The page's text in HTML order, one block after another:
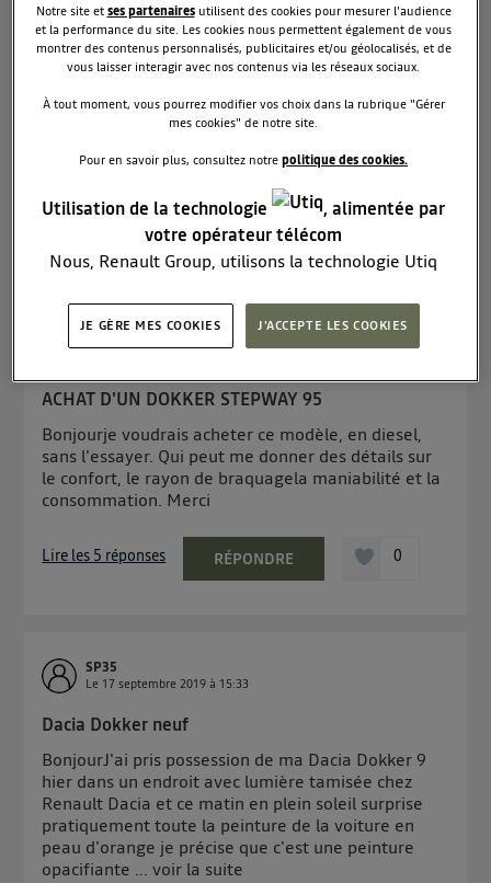
problème auto radio
Bonjour à tous,je viens vers vous, car mon
rien à dire, néanmoins ce matin plus de son.
L'alimentation se fait correctement, tout s'allume
mais juste je n'ai plus de son. Qu'est il possible de
voir la suite
Lire les 8 réponses RÉPONDRE
ACHAT D'UN DOKKER STEPWAY 95
Bonjourje voudrais acheter ce modèle, en diesel,
sans l'essayer. Qui peut me donner des détails sur
le confort, le rayon de braquagela maniabilité et la
consommation. Merci
Lire les 5 réponses RÉPONDRE 0
SP35
Le 17 septembre 2019 à 15:33
Dacia Dokker neuf
BonjourJ'ai pris possession de ma Dacia Dokker 9
hier dans un endroit avec lumière tamisée chez
Renault Dacia et ce matin en plein soleil surprise
pratiquement toute la peinture de la voiture en
peau d'orange je précise que c'est une peinture
opacifiante ...voir la suite
Notre site etses partenairesutilisent des cookies pour mesurer l'audience
et la performance du site. Les cookies nous permettent également de vous
montrer des contenus personnalisés, publicitaires et/ou géolocalisés, et de
vous laisser interagir avec nos contenus via les réseaux sociaux.
À tout moment, vous pourrez modifier vos choix dans la rubrique "Gérer
mes cookies" de notre site.
Pour en savoir plus, consultez notrepolitique des cookies.
Utilisation de la technologie
, alimentée par
votre opérateur télécom
Nous, Renault Group, utilisons la technologie Utiq
cette notice de consentement) et liées à votre
télécom participantet que vous consentez sur
La technologie Utiq a été conçue pour la protection
de vos données personnelles en vous offrant choix et
contrôle.
télécom basé sur votre adresse IP et une référence
de votre contrat internet (ex : votre numéro de
Ainsi, toutes les personnes utilisant la même
connexion et ayant consenties se verront attribuer le
Pour uneconnexion foyer
Pour uneconnexion mobile, la personnalisation sera basée
uniquement sur la navigation de l'utilisateur du mobile.
Vous pouvez à tout moment retirer ce consentement
surle portail d’Utiq("
") ou via la page
« gérer Utiq » en bas de ce site. Pour plus
JE GÈRE MES COOKIES J'ACCEPTE LES COOKIES